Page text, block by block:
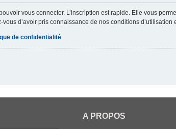
vous connecter. L’inscription est rapide. Elle vous
d’avoir pris connaissance de nos conditions
de confidentialité
A PROPOS